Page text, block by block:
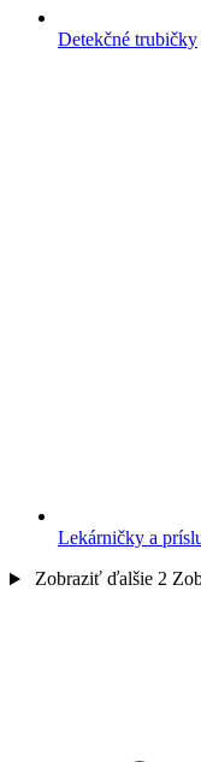
Detekčné trubičky
Lekárničky a
Zobraziť ďalšie 2